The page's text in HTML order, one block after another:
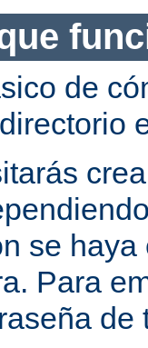
de
se
Para
de